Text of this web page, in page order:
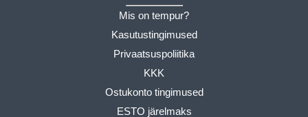
Mis on tempur?
Kasutustingimused
Privaatsuspoliitika
KKK
Ostukonto tingimused
ESTO järelmaks